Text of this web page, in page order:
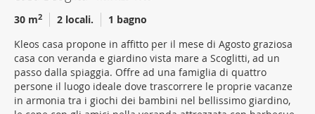
30 m2 2 locali.
1 bagno
Kleos casa propone in affitto per il mese di Agosto graziosa
casa con veranda e giardino vista mare a Scoglitti, ad un
passo dalla spiaggia. Offre ad una famiglia di quattro
persone il luogo ideale dove trascorrere le proprie vacanze
in armonia tra i giochi dei bambini nel bellissimo giardino,